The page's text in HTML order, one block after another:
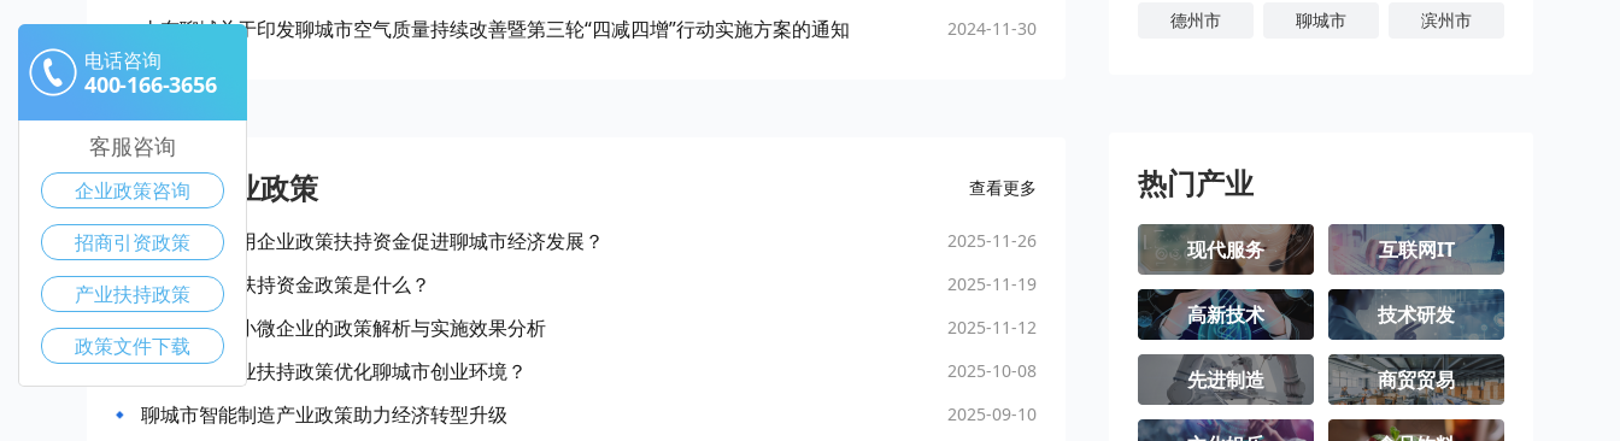
山东聊城关于印发聊城市空气质量持续改善暨第三轮“四减四增”行动实施方案的通知 2024-11-30
聊城市产业政策 查看更多
如何有效利用企业政策扶持资金促进聊城市经济发展？ 2025-11-26
聊城市企业扶持资金政策是什么？ 2025-11-19
聊城市扶持小微企业的政策解析与实施效果分析 2025-11-12
如何通过企业扶持政策优化聊城市创业环境？ 2025-10-08
聊城市智能制造产业政策助力经济转型升级 2025-09-10
德州市 聊城市 滨州市
热门产业
现代服务 互联网IT
高新技术 技术研发
先进制造 商贸贸易
电话咨询
400-166-3656
客服咨询
企业政策咨询
招商引资政策
产业扶持政策
政策文件下载